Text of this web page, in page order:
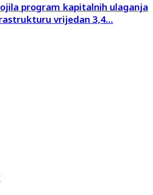
program kapitalnih ulaganja
vrijedan 3,4...